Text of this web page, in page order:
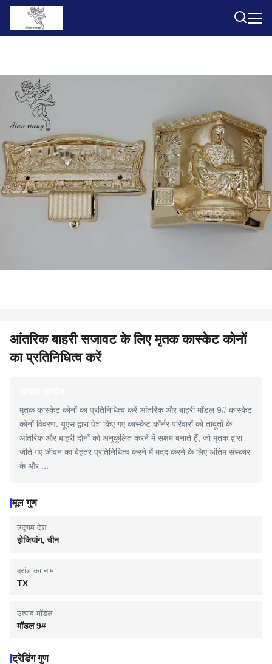
आंतरिक बाहरी सजावट के लिए मृतक कास्केट कोनों
का प्रतिनिधित्व करें
मृतक कास्केट कोनों का प्रतिनिधित्व करें आंतरिक और बाहरी मॉडल 9# कास्केट
कोनों विवरण: यूएस द्वारा पेश किए गए कास्केट कॉर्नर परिवारों को ताबूतों के
आंतरिक और बाहरी दोनों को अनुकूलित करने में सक्षम बनाते हैं, जो मृतक द्वारा
जीते गए जीवन का बेहतर प्रतिनिधित्व करने में मदद करने के लिए अंतिम संस्कार
के और ...
मूल गुण
उद्गम देश
झेजियांग, चीन
ब्रांड का नाम
TX
उत्पाद मॉडल
मॉडल 9#
ट्रेडिंग गुण